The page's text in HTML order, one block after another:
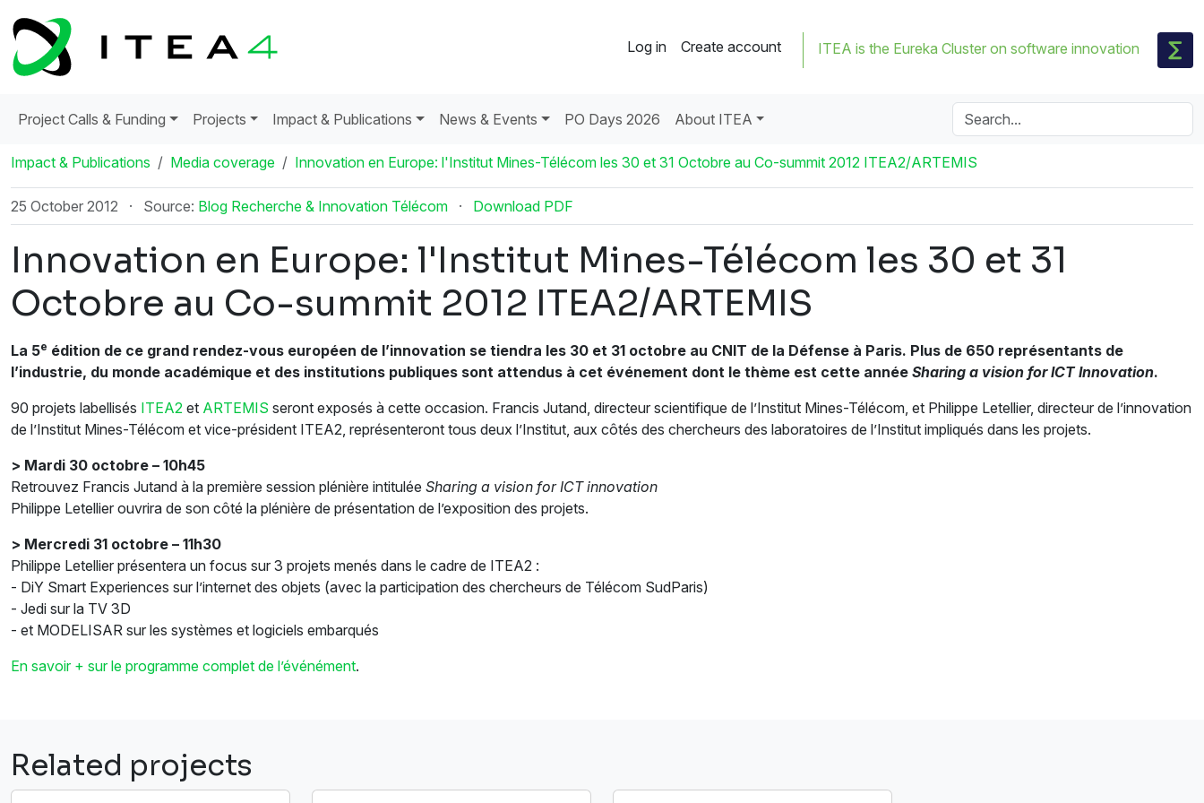
Log in Create account ITEA is the Eureka Cluster on software innovation
Project Calls & Funding Projects Impact & Publications News & Events PO Days 2026 About ITEA
Impact & Publications Media coverage Innovation en Europe: l'Institut Mines-Télécom les 30 et 31 Octobre au Co-summit 2012 ITEA2/ARTEMIS
25 October 2012 · Source: Blog Recherche & Innovation Télécom · Download PDF
Innovation en Europe: l'Institut Mines-Télécom les 30 et 31
Octobre au Co-summit 2012 ITEA2/ARTEMIS
La 5e édition de ce grand rendez-vous européen de l’innovation se tiendra les 30 et 31 octobre au CNIT de la Défense à Paris. Plus de 650 représentants de
l’industrie, du monde académique et des institutions publiques sont attendus à cet événement dont le thème est cette année Sharing a vision for ICT Innovation.
90 projets labellisés ITEA2 et ARTEMIS seront exposés à cette occasion. Francis Jutand, directeur scientifique de l’Institut Mines-Télécom, et Philippe Letellier, directeur de l’innovation
de l’Institut Mines-Télécom et vice-président ITEA2, représenteront tous deux l’Institut, aux côtés des chercheurs des laboratoires de l’Institut impliqués dans les projets.
> Mardi 30 octobre – 10h45
Retrouvez Francis Jutand à la première session plénière intitulée Sharing a vision for ICT innovation
Philippe Letellier ouvrira de son côté la plénière de présentation de l’exposition des projets.
> Mercredi 31 octobre – 11h30
Philippe Letellier présentera un focus sur 3 projets menés dans le cadre de ITEA2 :
- DiY Smart Experiences sur l’internet des objets (avec la participation des chercheurs de Télécom SudParis)
- Jedi sur la TV 3D
- et MODELISAR sur les systèmes et logiciels embarqués
En savoir + sur le programme complet de l’événément.
Related projects